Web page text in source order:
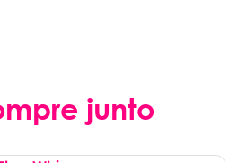
junto